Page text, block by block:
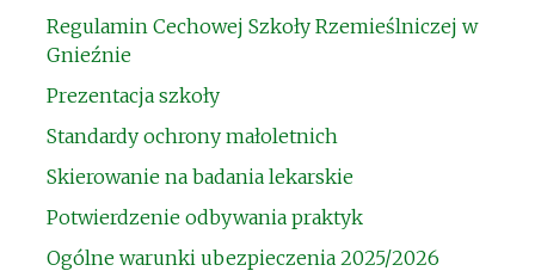
Regulamin Cechowej Szkoły Rzemieślniczej w
Gnieźnie
Prezentacja szkoły
Standardy ochrony małoletnich
Skierowanie na badania lekarskie
Potwierdzenie odbywania praktyk
Ogólne warunki ubezpieczenia 2025/2026